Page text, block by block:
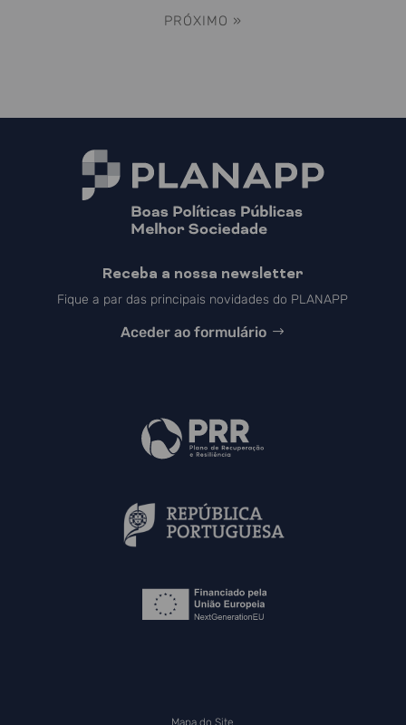
PRÓXIMO »
Receba a nossa newsletter
Fique a par das principais novidades do PLANAPP
Aceder ao formulário